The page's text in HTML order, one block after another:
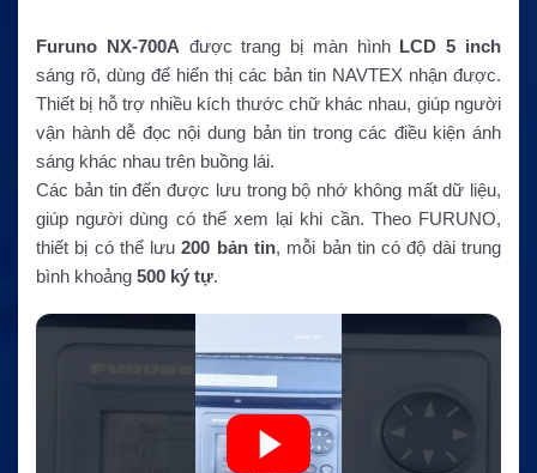
Furuno NX-700A được trang bị màn hình LCD 5 inch
sáng rõ, dùng để hiển thị các bản tin NAVTEX nhận được.
Thiết bị hỗ trợ nhiều kích thước chữ khác nhau, giúp người
vận hành dễ đọc nội dung bản tin trong các điều kiện ánh
sáng khác nhau trên buồng lái.
Các bản tin đến được lưu trong bộ nhớ không mất dữ liệu,
giúp người dùng có thể xem lại khi cần. Theo FURUNO,
thiết bị có thể lưu200 bản tin, mỗi bản tin có độ dài trung
bình khoảng 500 ký tự.